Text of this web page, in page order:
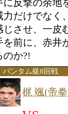
ヤン セ
をする
途中経過を